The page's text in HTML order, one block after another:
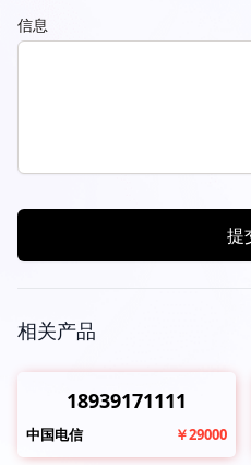
信息
提
相关产品
18939171111
中国电信 ￥29000